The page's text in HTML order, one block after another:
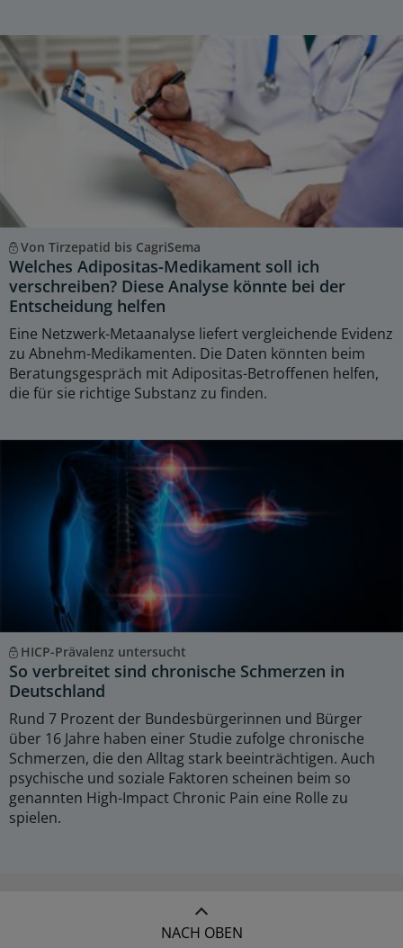
Von Tirzepatid bis CagriSema
Welches Adipositas-Medikament soll ich
verschreiben? Diese Analyse könnte bei der
Entscheidung helfen
Eine Netzwerk-Metaanalyse liefert vergleichende Evidenz
zu Abnehm-Medikamenten. Die Daten könnten beim
Beratungsgespräch mit Adipositas-Betroffenen helfen,
die für sie richtige Substanz zu finden.
HICP-Prävalenz untersucht
So verbreitet sind chronische Schmerzen in
Deutschland
Rund 7 Prozent der Bundesbürgerinnen und Bürger
über 16 Jahre haben einer Studie zufolge chronische
Schmerzen, die den Alltag stark beeinträchtigen. Auch
psychische und soziale Faktoren scheinen beim so
genannten High-Impact Chronic Pain eine Rolle zu
spielen.
NACH OBEN